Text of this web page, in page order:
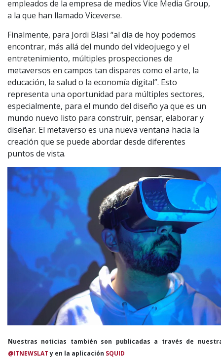
empleados de la empresa de medios Vice Media Group,
a la que han llamado Viceverse.
Finalmente, para Jordi Blasi “al día de hoy podemos
encontrar, más allá del mundo del videojuego y el
entretenimiento, múltiples prospecciones de
metaversos en campos tan dispares como el arte, la
educación, la salud o la economía digital”. Esto
representa una oportunidad para múltiples sectores,
especialmente, para el mundo del diseño ya que es un
mundo nuevo listo para construir, pensar, elaborar y
diseñar. El metaverso es una nueva ventana hacia la
creación que se puede abordar desde diferentes
puntos de vista.
Nuestras noticias también son publicadas a través de
@ITNEWSLATy en la aplicación SQUID